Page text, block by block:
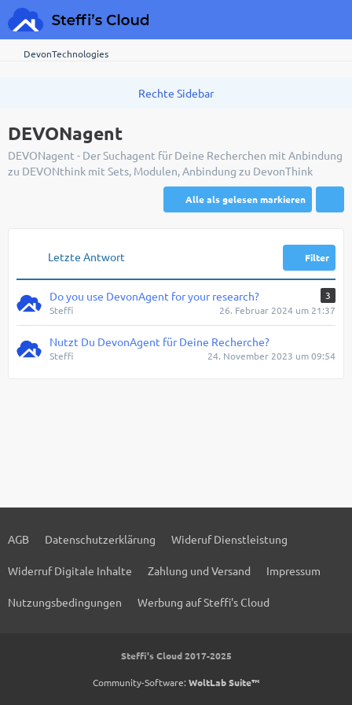
DevonTechnologies
DEVONagent
DEVONagent - Der Suchagent für Deine Recherchen mit Anbindung
zu DEVONthink mit Sets, Modulen, Anbindung zu DevonThink
Alle als gelesen markieren
Letzte Antwort Filter
Do you use DevonAgent for your research?
3
Steffi
26. Februar 2024 um 21:37
Nutzt Du DevonAgent für Deine Recherche?
Steffi 24. November 2023 um 09:54
AGB Datenschutzerklärung Wideruf Dienstleistung
Widerruf Digitale Inhalte Zahlung und Versand Impressum
Nutzungsbedingungen Werbung auf Steffi's Cloud
Steffi's Cloud 2017-2025
Community-Software: WoltLab Suite™